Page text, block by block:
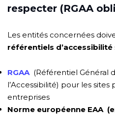
respecter (RGAA
Les entités concernées
référentiels d’accessibilité
RGAA (Référentiel Général
l’Accessibilité) pour les
entreprises
Norme européenne EAA